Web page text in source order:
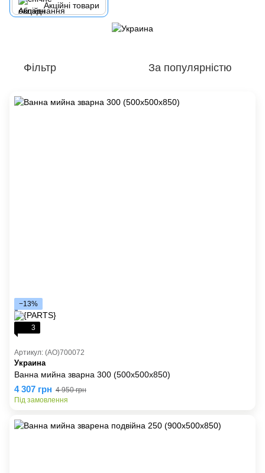
Акційні товари
Фільтр За популярністю
−13%
3
Артикул: (AO)700072
Украина
Ванна мийна зварна 300 (500х500х850)
4 307 грн 4 950 грн
Під замовлення